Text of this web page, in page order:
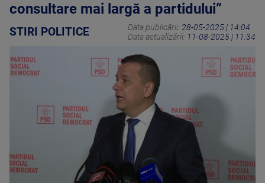
consultare mai largă a partidului”
STIRI POLITICE Data publicării: 28-05-2025 | 14:04
Data actualizării: 11-08-2025 | 11:34